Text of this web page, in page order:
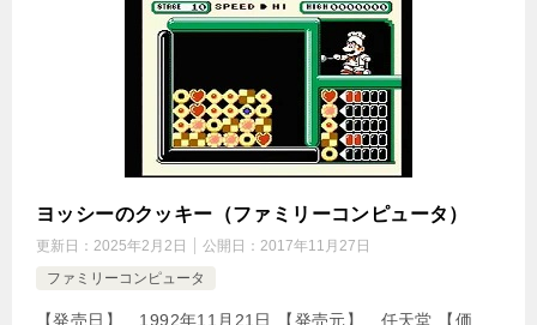
ヨッシーのクッキー（ファミリーコンピュータ）
更新日： 2025年2月2日 公開日： 2017年11月27日
ファミリーコンピュータ
【発売日】 1992年11月21日 【発売元】 任天堂 【価